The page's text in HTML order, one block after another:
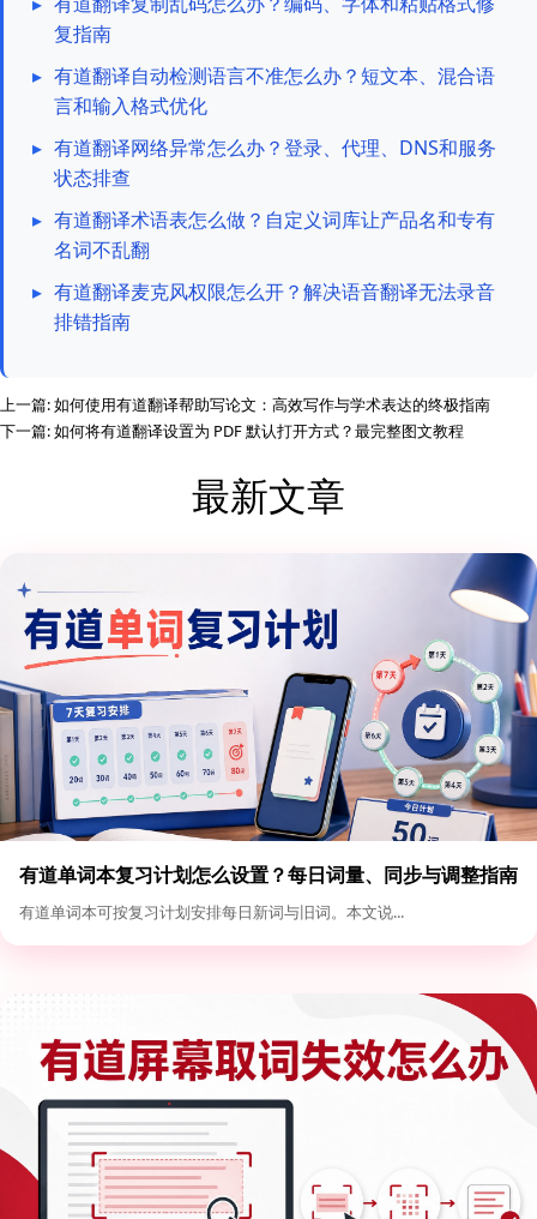
复指南
▸ 有道翻译自动检测语言不准怎么办？短文本、混合语
言和输入格式优化
▸ 有道翻译网络异常怎么办？登录、代理、DNS和服务
状态排查
▸ 有道翻译术语表怎么做？自定义词库让产品名和专有
名词不乱翻
▸ 有道翻译麦克风权限怎么开？解决语音翻译无法录音
排错指南
上一篇:如何使用有道翻译帮助写论文：高效写作与学术表达的终极指南
下一篇:如何将有道翻译设置为 PDF 默认打开方式？最完整图文教程
最新文章
有道单词本复习计划怎么设置？每日词量、同步与调整指南
有道单词本可按复习计划安排每日新词与旧词。本文说...